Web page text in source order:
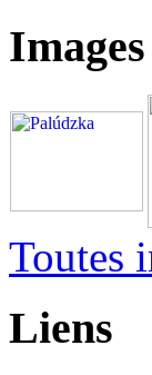
Images
Toutes
Liens